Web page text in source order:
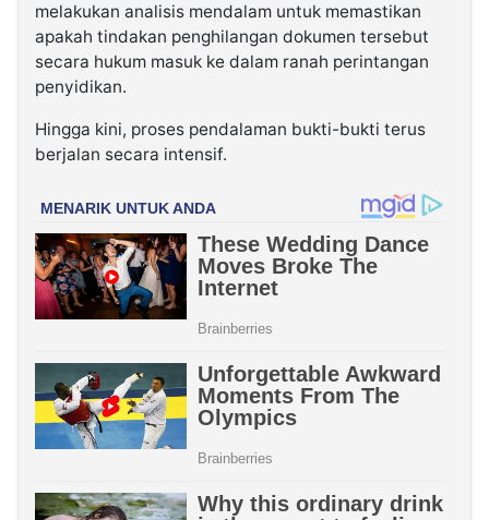
melakukan analisis mendalam untuk memastikan
apakah tindakan penghilangan dokumen tersebut
secara hukum masuk ke dalam ranah perintangan
penyidikan.
Hingga kini, proses pendalaman bukti-bukti terus
berjalan secara intensif.